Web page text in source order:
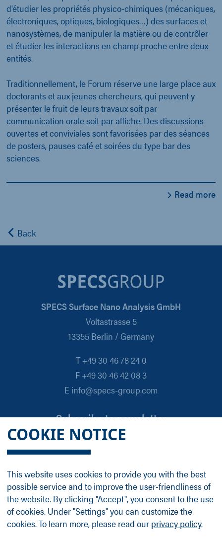
COOKIE NOTICE
This website uses cookies to provide you with the best
possible service and to improve the user-friendliness of
the website. By clicking "Accept", you consent to the use
of cookies. Under "Settings" you can customize the
cookies. To learn more, please read our privacy policy.
d'étudier les propriétés physico-chimiques (mécaniques,
électroniques, optiques, biologiques…) des surfaces et
nanosystèmes, de manipuler la matière ou de contrôler
et étudier les interactions en champ proche entre deux
entités.
Traditionnellement, le Forum réserve une large place aux
doctorants et aux jeunes chercheurs, qui peuvent y
présenter le fruit de leurs travaux soit par
communication orale soit par affiche. Des discussions
ouvertes et conviviales sont favorisées par des séances
de posters, pauses café et soirées du type bar des
sciences.
Read more
Back
SPECS Surface Nano Analysis GmbH
Voltastrasse 5
13355 Berlin / Germany
T +49 30 46 78 24 0
F +49 30 46 42 08 3
E info@specs-group.com
Subscribe to newsletter
Email
*
Follow us on
LinkedIn
Facebook